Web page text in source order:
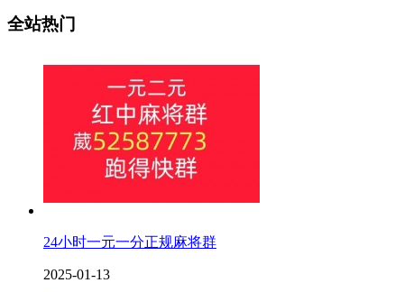
全站热门
24小时一元一分正规麻将群
2025-01-13